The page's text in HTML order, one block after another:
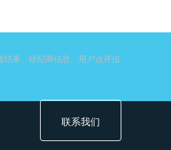
结果、经纪商信息、用户点评信
联系我们